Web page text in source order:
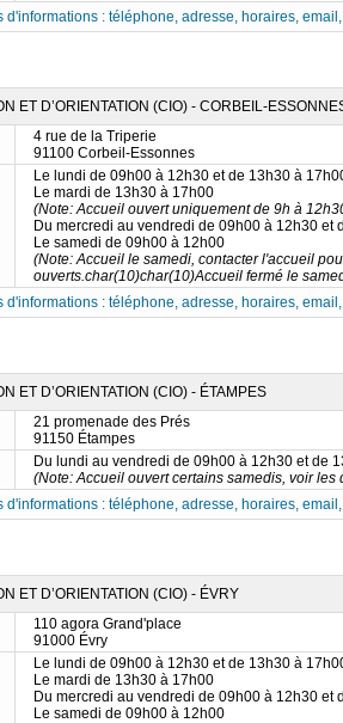
d'informations : téléphone, adresse, horaires,
ET D’ORIENTATION (CIO) - CORBEIL-
4 rue de la Triperie
91100 Corbeil-Essonnes
Le lundi de 09h00 à 12h30 et de 13h30 à
Le mardi de 13h30 à 17h00
(Note: Accueil ouvert uniquement de 9h à
Du mercredi au vendredi de 09h00 à 12h30 et
Le samedi de 09h00 à 12h00
(Note: Accueil le samedi, contacter l'accueil
ouverts.char(10)char(10)Accueil fermé le
d'informations : téléphone, adresse, horaires,
ET D’ORIENTATION (CIO) - ÉTAMPES
21 promenade des Prés
91150 Étampes
Du lundi au vendredi de 09h00 à 12h30 et de
(Note: Accueil ouvert certains samedis, voir les
d'informations : téléphone, adresse, horaires,
ET D’ORIENTATION (CIO) - ÉVRY
110 agora Grand'place
91000 Évry
Le lundi de 09h00 à 12h30 et de 13h30 à
Le mardi de 13h30 à 17h00
Du mercredi au vendredi de 09h00 à 12h30 et
Le samedi de 09h00 à 12h00